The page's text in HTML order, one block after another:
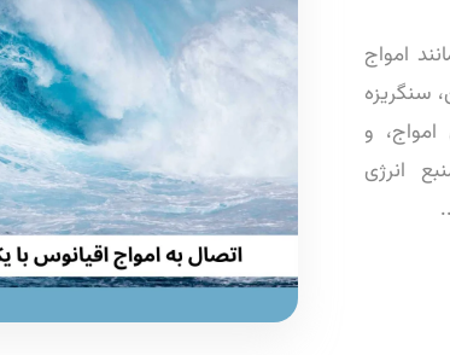
امواج
سنگریزه
و
انرژی